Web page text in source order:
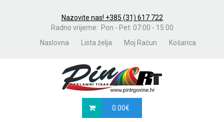
Nazovite nas! +385 (31) 617 722
Radno vrijeme: Pon - Pet: 07:00 - 15:00
Naslovna
Lista želja Moj Račun Košarica
0.00€